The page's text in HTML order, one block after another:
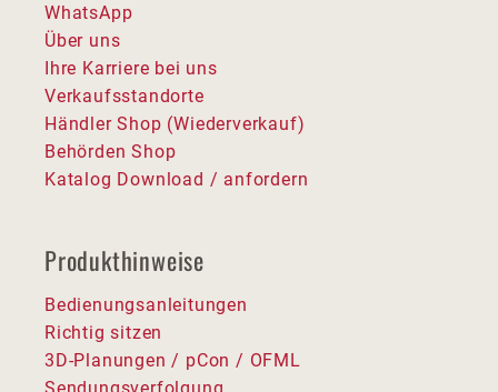
WhatsApp
Über uns
Ihre Karriere bei uns
Verkaufsstandorte
Händler Shop (Wiederverkauf)
Behörden Shop
Katalog Download / anfordern
Produkthinweise
Bedienungsanleitungen
Richtig sitzen
3D-Planungen / pCon / OFML